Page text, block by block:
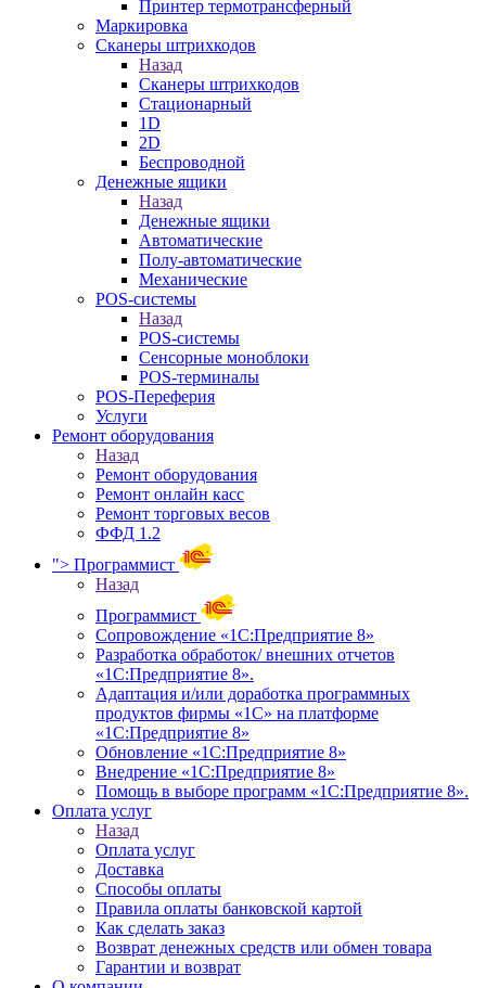
Принтер термотрансферный
Маркировка
Сканеры штрихкодов
Назад
Сканеры штрихкодов
Стационарный
1D
2D
Беспроводной
Денежные ящики
Назад
Денежные ящики
Автоматические
Полу-автоматические
Механические
POS-системы
Назад
POS-системы
Сенсорные моноблоки
POS-терминалы
POS-Переферия
Услуги
Ремонт оборудования
Назад
Ремонт оборудования
Ремонт онлайн касс
Ремонт торговых весов
ФФД 1.2
"> Программист
Назад
Программист
Сопровождение «1С:Предприятие 8»
Разработка обработок/ внешних отчетов
«1С:Предприятие 8».
Адаптация и/или доработка программных
продуктов фирмы «1С» на платформе
«1С:Предприятие 8»
Обновление «1С:Предприятие 8»
Внедрение «1С:Предприятие 8»
Помощь в выборе программ «1С:Предприятие 8».
Оплата услуг
Назад
Оплата услуг
Доставка
Способы оплаты
Правила оплаты банковской картой
Как сделать заказ
Возврат денежных средств или обмен товара
Гарантии и возврат